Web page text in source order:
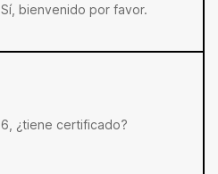
Sí, bienvenido por favor.
6, ¿tiene certificado?